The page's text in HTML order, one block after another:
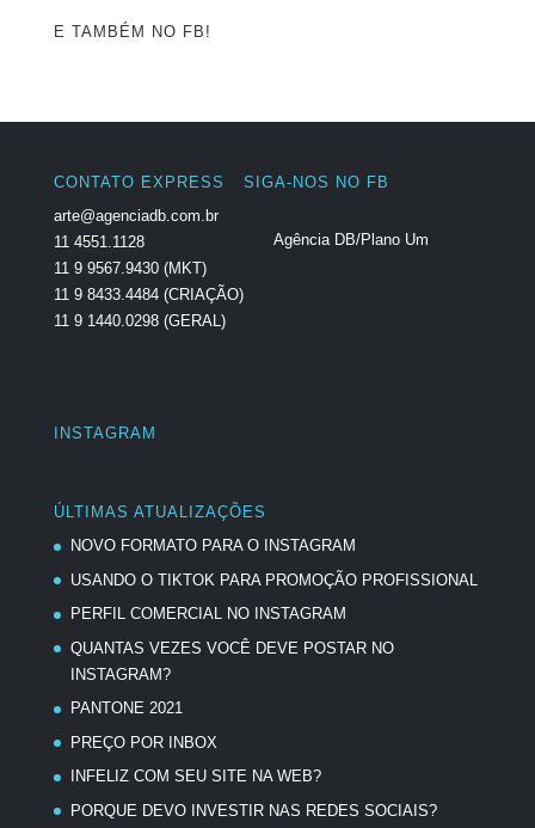
E TAMBÉM NO FB!
CONTATO EXPRESS
arte@agenciadb.com.br
11 4551.1128
11 9 9567.9430 (MKT)
11 9 8433.4484 (CRIAÇÃO)
11 9 1440.0298 (GERAL)
SIGA-NOS NO FB
Agência DB/Plano Um
INSTAGRAM
ÚLTIMAS ATUALIZAÇÕES
NOVO FORMATO PARA O INSTAGRAM
USANDO O TIKTOK PARA PROMOÇÃO PROFISSIONAL
PERFIL COMERCIAL NO INSTAGRAM
QUANTAS VEZES VOCÊ DEVE POSTAR NO
INSTAGRAM?
PANTONE 2021
PREÇO POR INBOX
INFELIZ COM SEU SITE NA WEB?
PORQUE DEVO INVESTIR NAS REDES SOCIAIS?